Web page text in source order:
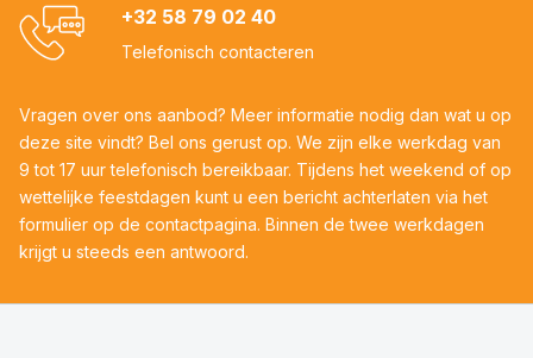
+32 58 79 02 40
Telefonisch contacteren
Vragen over ons aanbod? Meer informatie nodig dan wat u op
deze site vindt? Bel ons gerust op. We zijn elke werkdag van
9 tot 17 uur telefonisch bereikbaar. Tijdens het weekend of op
wettelijke feestdagen kunt u een bericht achterlaten via het
formulier op de contactpagina. Binnen de twee werkdagen
krijgt u steeds een antwoord.